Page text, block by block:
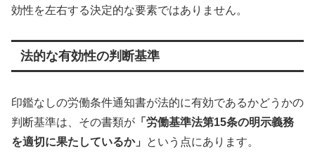
効性を左右する決定的な要素ではありません。
法的な有効性の判断基準
印鑑なしの労働条件通知書が法的に有効であるかどうかの
判断基準は、その書類が 「労働基準法第15条の明示義務
を適切に果たしているか」
という点にあります。